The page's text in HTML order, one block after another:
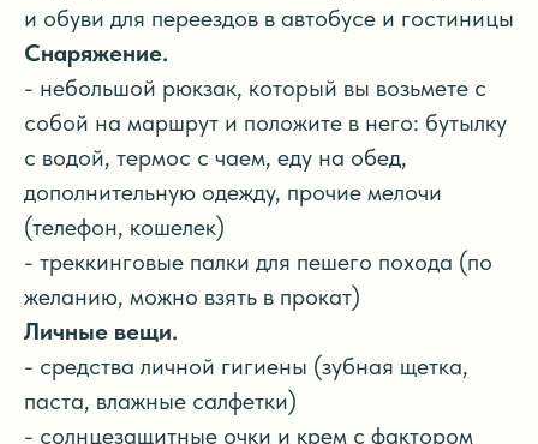
и обуви для переездов в автобусе и гостиницы
Снаряжение.
- небольшой рюкзак, который вы возьмете с
собой на маршрут и положите в него: бутылку
с водой, термос с чаем, еду на обед,
дополнительную одежду, прочие мелочи
(телефон, кошелек)
- треккинговые палки для пешего похода (по
желанию, можно взять в прокат)
Личные вещи.
- средства личной гигиены (зубная щетка,
паста, влажные салфетки)
- солнцезащитные очки и крем с фактором